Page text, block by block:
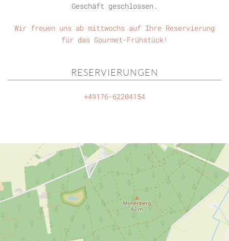
Geschäft geschlossen.
Wir freuen uns ab mittwochs auf Ihre Reservierung
für das Gourmet-Frühstück!
RESERVIERUNGEN
+49176-62204154